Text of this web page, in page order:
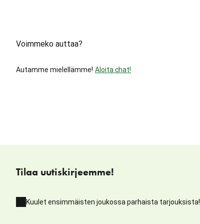
Voimmeko auttaa?
Autamme mielellämme! Aloita chat!
Tilaa uutiskirjeemme!
Kuulet ensimmäisten joukossa parhaista tarjouksista!